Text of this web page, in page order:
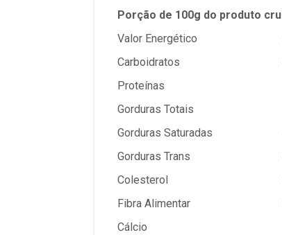
Porção de 100g do produto cru
Valor Energético
Carboidratos
Proteínas
Gorduras Totais
Gorduras Saturadas
Gorduras Trans
Colesterol
Fibra Alimentar
Cálcio